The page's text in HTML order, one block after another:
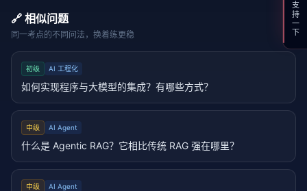
🔗 相似问题
同一考点的不同问法，换着练更稳
初级 AI 工程化
如何实现程序与大模型的集成？有哪些方式？
中级 AI Agent
什么是 Agentic RAG？它相比传统 RAG 强在哪里？
中级 AI Agent
支持一下